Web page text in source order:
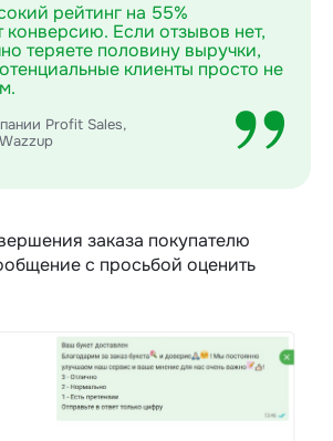
рейтинг на 55%
конверсию. Если отзывов нет,
теряете половину выручки,
клиенты просто не
Profit Sales,
заказа покупателю
с просьбой оценить